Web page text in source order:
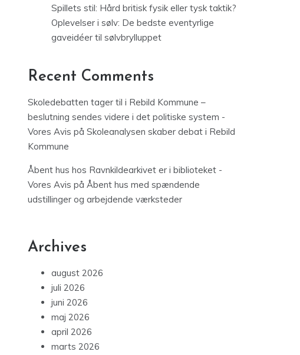
Spillets stil: Hård britisk fysik eller tysk taktik?
Oplevelser i sølv: De bedste eventyrlige
gaveidéer til sølvbrylluppet
Recent Comments
Skoledebatten tager til i Rebild Kommune –
beslutning sendes videre i det politiske system -
Vores Avis på Skoleanalysen skaber debat i Rebild
Kommune
Åbent hus hos Ravnkildearkivet er i biblioteket -
Vores Avis på Åbent hus med spændende
udstillinger og arbejdende værksteder
Archives
august 2026
juli 2026
juni 2026
maj 2026
april 2026
marts 2026